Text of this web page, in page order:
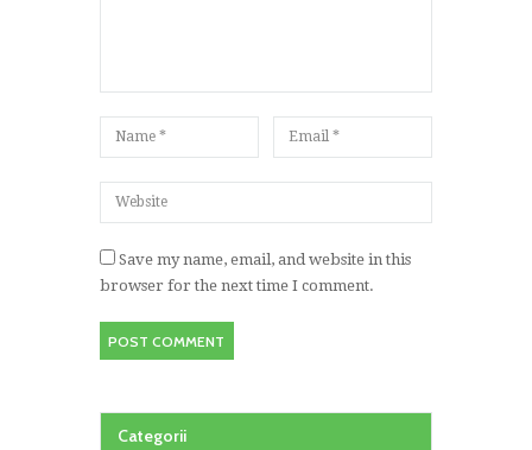
Save my name, email, and website in this
browser for the next time I comment.
Categorii